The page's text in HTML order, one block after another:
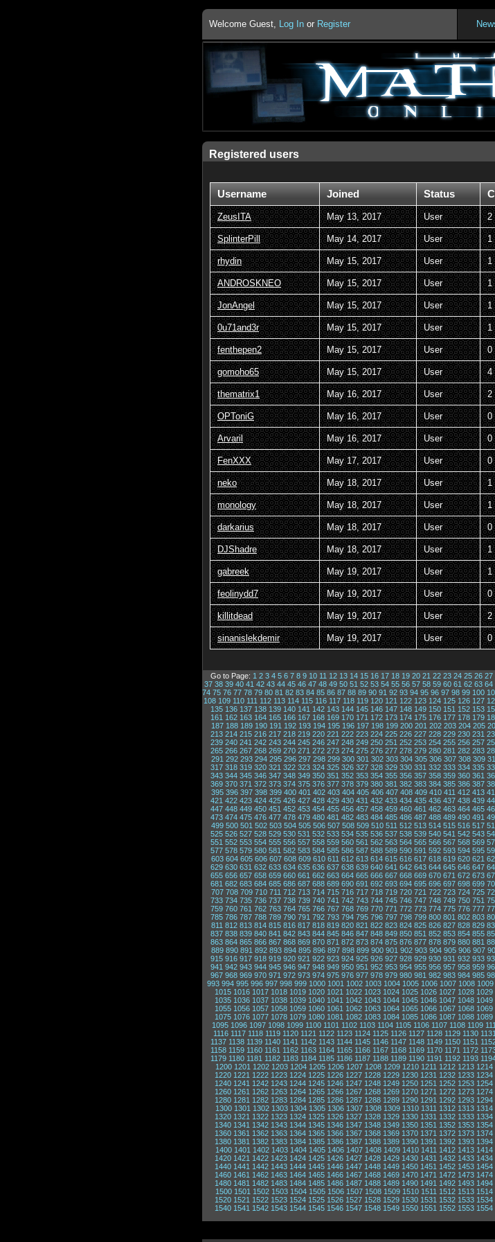
Welcome Guest, Log In or Register
Registered users
Username Joined Status
ZeusITA May 13, 2017 User 2
SplinterPill May 14, 2017 User 1
rhydin May 15, 2017 User 1
ANDROSKNEO May 15, 2017 User 1
JonAngel May 15, 2017 User 1
0u71and3r May 15, 2017 User 1
fenthepen2 May 15, 2017 User 0
gomoho65 May 15, 2017 User 4
thematrix1 May 16, 2017 User 2
OPToniG May 16, 2017 User 0
Arvaril May 16, 2017 User 0
FenXXX May 17, 2017 User 0
neko May 18, 2017 User 1
monology May 18, 2017 User 1
darkarius May 18, 2017 User 0
DJShadre May 18, 2017 User 1
gabreek May 19, 2017 User 1
feolinydd7 May 19, 2017 User 0
killitdead May 19, 2017 User 2
sinanislekdemir May 19, 2017 User 0
Go to Page: 1 2 3 4 5 6 7 8 9 10 11 12 13 14 15 16 17 18 19 20 21 22 23 24 25 26 27
37 38 39 40 41 42 43 44 45 46 47 48 49 50 51 52 53 54 55 56 57 58 59 60 61 62 63 64
74 75 76 77 78 79 80 81 82 83 84 85 86 87 88 89 90 91 92 93 94 95 96 97 98 99 100
108 109 110 111 112 113 114 115 116 117 118 119 120 121 122 123 124 125 126 127
135 136 137 138 139 140 141 142 143 144 145 146 147 148 149 150 151 152 153
161 162 163 164 165 166 167 168 169 170 171 172 173 174 175 176 177 178 179
187 188 189 190 191 192 193 194 195 196 197 198 199 200 201 202 203 204 205
213 214 215 216 217 218 219 220 221 222 223 224 225 226 227 228 229 230 231
239 240 241 242 243 244 245 246 247 248 249 250 251 252 253 254 255 256 257
265 266 267 268 269 270 271 272 273 274 275 276 277 278 279 280 281 282 283
291 292 293 294 295 296 297 298 299 300 301 302 303 304 305 306 307 308 309
317 318 319 320 321 322 323 324 325 326 327 328 329 330 331 332 333 334 335
343 344 345 346 347 348 349 350 351 352 353 354 355 356 357 358 359 360 361
369 370 371 372 373 374 375 376 377 378 379 380 381 382 383 384 385 386 387
395 396 397 398 399 400 401 402 403 404 405 406 407 408 409 410 411 412 413
421 422 423 424 425 426 427 428 429 430 431 432 433 434 435 436 437 438 439
447 448 449 450 451 452 453 454 455 456 457 458 459 460 461 462 463 464 465
473 474 475 476 477 478 479 480 481 482 483 484 485 486 487 488 489 490 491
499 500 501 502 503 504 505 506 507 508 509 510 511 512 513 514 515 516 517
525 526 527 528 529 530 531 532 533 534 535 536 537 538 539 540 541 542 543
551 552 553 554 555 556 557 558 559 560 561 562 563 564 565 566 567 568 569
577 578 579 580 581 582 583 584 585 586 587 588 589 590 591 592 593 594 595
603 604 605 606 607 608 609 610 611 612 613 614 615 616 617 618 619 620 621
629 630 631 632 633 634 635 636 637 638 639 640 641 642 643 644 645 646 647
655 656 657 658 659 660 661 662 663 664 665 666 667 668 669 670 671 672 673
681 682 683 684 685 686 687 688 689 690 691 692 693 694 695 696 697 698 699
707 708 709 710 711 712 713 714 715 716 717 718 719 720 721 722 723 724 725
733 734 735 736 737 738 739 740 741 742 743 744 745 746 747 748 749 750 751
759 760 761 762 763 764 765 766 767 768 769 770 771 772 773 774 775 776 777
785 786 787 788 789 790 791 792 793 794 795 796 797 798 799 800 801 802 803
811 812 813 814 815 816 817 818 819 820 821 822 823 824 825 826 827 828 829
837 838 839 840 841 842 843 844 845 846 847 848 849 850 851 852 853 854 855
863 864 865 866 867 868 869 870 871 872 873 874 875 876 877 878 879 880 881
889 890 891 892 893 894 895 896 897 898 899 900 901 902 903 904 905 906 907
915 916 917 918 919 920 921 922 923 924 925 926 927 928 929 930 931 932 933
941 942 943 944 945 946 947 948 949 950 951 952 953 954 955 956 957 958 959
967 968 969 970 971 972 973 974 975 976 977 978 979 980 981 982 983 984 985
993 994 995 996 997 998 999 1000 1001 1002 1003 1004 1005 1006 1007 1008 1009
1015 1016 1017 1018 1019 1020 1021 1022 1023 1024 1025 1026 1027 1028 1029
1035 1036 1037 1038 1039 1040 1041 1042 1043 1044 1045 1046 1047 1048 1049
1055 1056 1057 1058 1059 1060 1061 1062 1063 1064 1065 1066 1067 1068 1069
1075 1076 1077 1078 1079 1080 1081 1082 1083 1084 1085 1086 1087 1088 1089
1095 1096 1097 1098 1099 1100 1101 1102 1103 1104 1105 1106 1107 1108 1109
1116 1117 1118 1119 1120 1121 1122 1123 1124 1125 1126 1127 1128 1129 1130 1131
1137 1138 1139 1140 1141 1142 1143 1144 1145 1146 1147 1148 1149 1150 1151
1158 1159 1160 1161 1162 1163 1164 1165 1166 1167 1168 1169 1170 1171 1172
1179 1180 1181 1182 1183 1184 1185 1186 1187 1188 1189 1190 1191 1192 1193
1200 1201 1202 1203 1204 1205 1206 1207 1208 1209 1210 1211 1212 1213 1214
1220 1221 1222 1223 1224 1225 1226 1227 1228 1229 1230 1231 1232 1233 1234
1240 1241 1242 1243 1244 1245 1246 1247 1248 1249 1250 1251 1252 1253 1254
1260 1261 1262 1263 1264 1265 1266 1267 1268 1269 1270 1271 1272 1273 1274
1280 1281 1282 1283 1284 1285 1286 1287 1288 1289 1290 1291 1292 1293 1294
1300 1301 1302 1303 1304 1305 1306 1307 1308 1309 1310 1311 1312 1313 1314
1320 1321 1322 1323 1324 1325 1326 1327 1328 1329 1330 1331 1332 1333 1334
1340 1341 1342 1343 1344 1345 1346 1347 1348 1349 1350 1351 1352 1353 1354
1360 1361 1362 1363 1364 1365 1366 1367 1368 1369 1370 1371 1372 1373 1374
1380 1381 1382 1383 1384 1385 1386 1387 1388 1389 1390 1391 1392 1393 1394
1400 1401 1402 1403 1404 1405 1406 1407 1408 1409 1410 1411 1412 1413 1414
1420 1421 1422 1423 1424 1425 1426 1427 1428 1429 1430 1431 1432 1433 1434
1440 1441 1442 1443 1444 1445 1446 1447 1448 1449 1450 1451 1452 1453 1454
1460 1461 1462 1463 1464 1465 1466 1467 1468 1469 1470 1471 1472 1473 1474
1480 1481 1482 1483 1484 1485 1486 1487 1488 1489 1490 1491 1492 1493 1494
1500 1501 1502 1503 1504 1505 1506 1507 1508 1509 1510 1511 1512 1513 1514
1520 1521 1522 1523 1524 1525 1526 1527 1528 1529 1530 1531 1532 1533 1534
1540 1541 1542 1543 1544 1545 1546 1547 1548 1549 1550 1551 1552 1553 1554